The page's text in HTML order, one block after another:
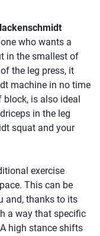
who wants a
in the smallest of
the leg press, it
machine in no time
is also ideal
in the leg
squat and your
exercise
This can be
and, thanks to its
a way that specific
high stance shifts